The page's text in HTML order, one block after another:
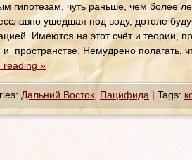
гипотезам, чуть раньше, чем более
ушедшая под воду, дотоле
Имеются на этот счёт и теории,
пространстве. Немудрено полагать,
reading »
Дальний Восток Пацифида | Tags: